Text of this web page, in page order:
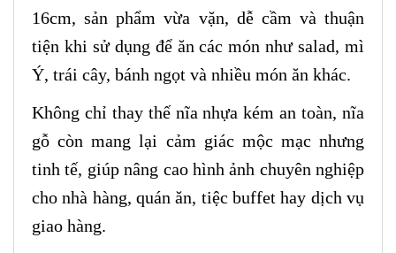
16cm, sản phẩm vừa vặn, dễ cầm và thuận
tiện khi sử dụng để ăn các món như salad, mì
Ý, trái cây, bánh ngọt và nhiều món ăn khác.
Không chỉ thay thế nĩa nhựa kém an toàn, nĩa
gỗ còn mang lại cảm giác mộc mạc nhưng
tinh tế, giúp nâng cao hình ảnh chuyên nghiệp
cho nhà hàng, quán ăn, tiệc buffet hay dịch vụ
giao hàng.